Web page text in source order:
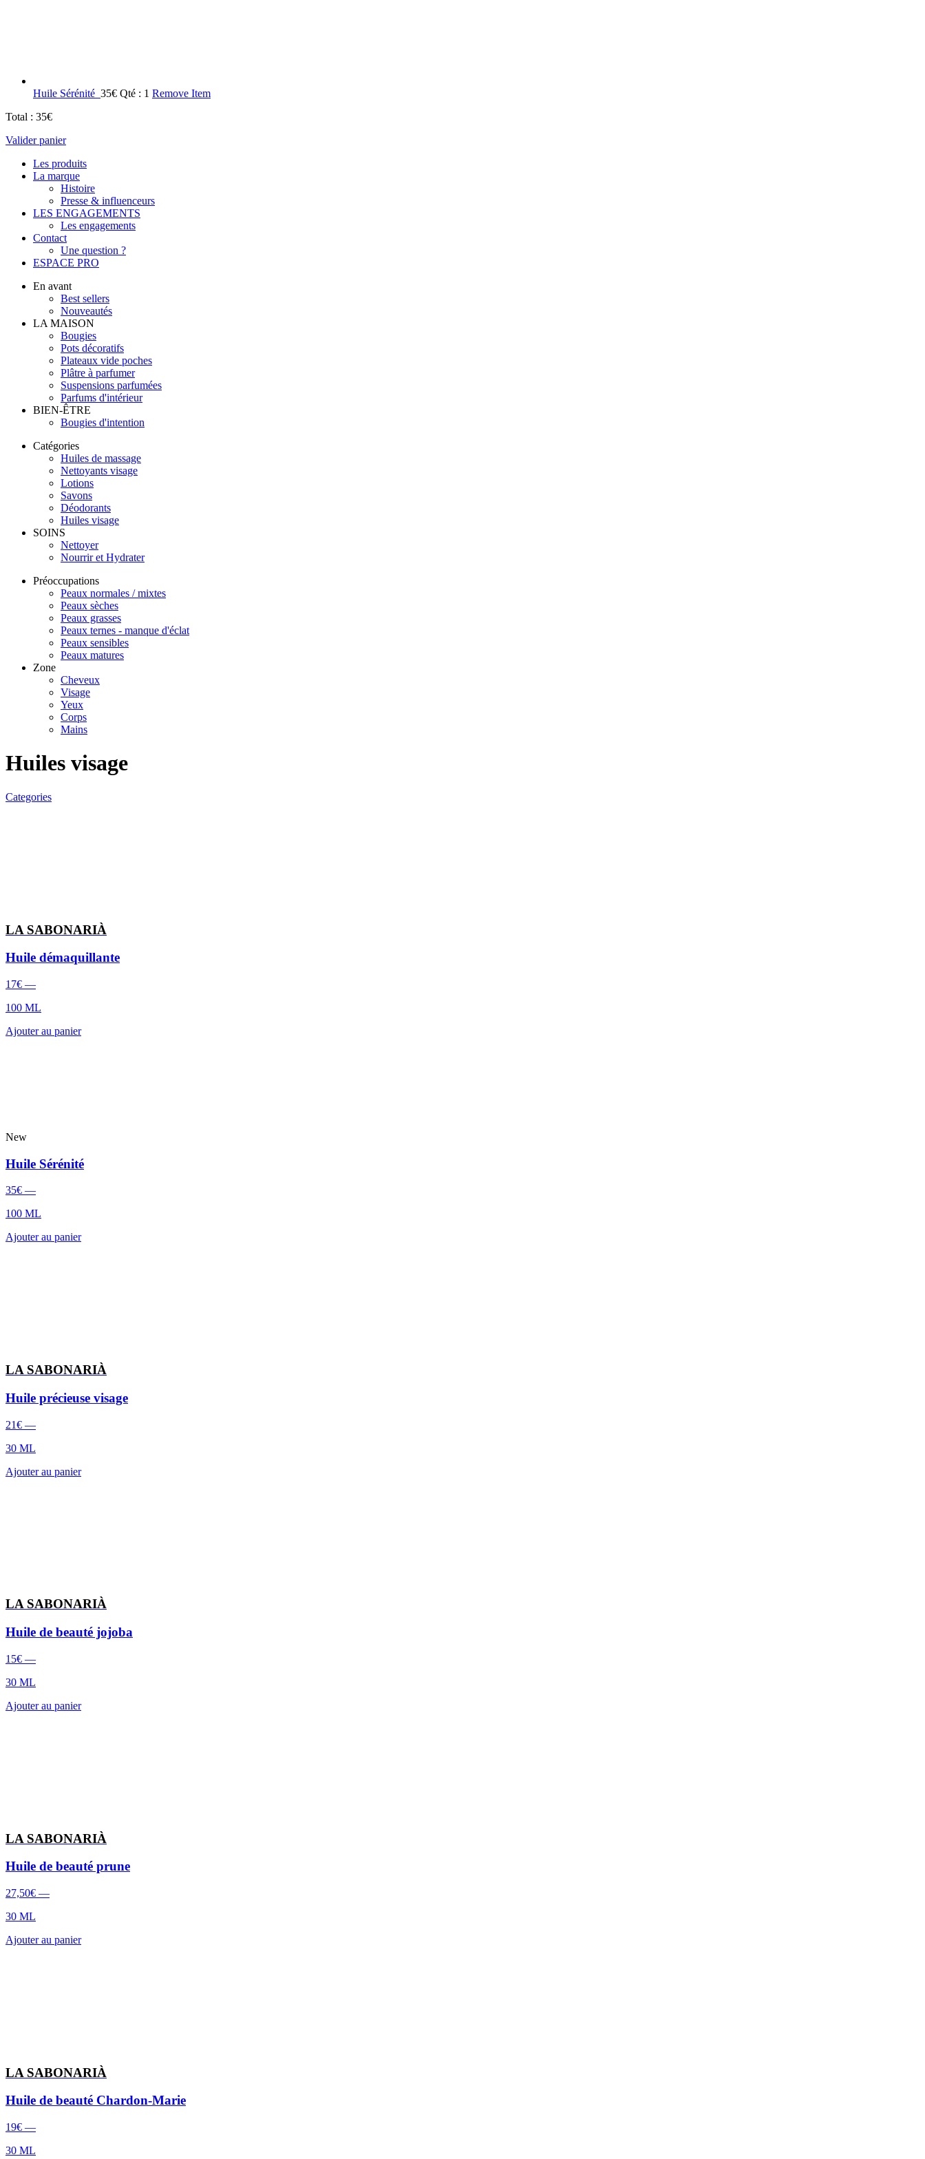
Huile Sérénité 35€ Qté : 1 Remove Item
Total : 35€
Valider panier
Les produits
La marque
Histoire
Presse & influenceurs
LES ENGAGEMENTS
Les engagements
Contact
Une question ?
ESPACE PRO
En avant
Best sellers
Nouveautés
LA MAISON
Bougies
Pots décoratifs
Plateaux vide poches
Plâtre à parfumer
Suspensions parfumées
Parfums d'intérieur
BIEN-ÊTRE
Bougies d'intention
Catégories
Huiles de massage
Nettoyants visage
Lotions
Savons
Déodorants
Huiles visage
SOINS
Nettoyer
Nourrir et Hydrater
Préoccupations
Peaux normales / mixtes
Peaux sèches
Peaux grasses
Peaux ternes - manque d'éclat
Peaux sensibles
Peaux matures
Zone
Cheveux
Visage
Yeux
Corps
Mains
Huiles visage
Categories
LA SABONARIÀ
Huile démaquillante
17€ —
100 ML
Ajouter au panier
New
Huile Sérénité
35€ —
100 ML
Ajouter au panier
LA SABONARIÀ
Huile précieuse visage
21€ —
30 ML
Ajouter au panier
LA SABONARIÀ
Huile de beauté jojoba
15€ —
30 ML
Ajouter au panier
LA SABONARIÀ
Huile de beauté prune
27,50€ —
30 ML
Ajouter au panier
LA SABONARIÀ
Huile de beauté Chardon-Marie
19€ —
30 ML